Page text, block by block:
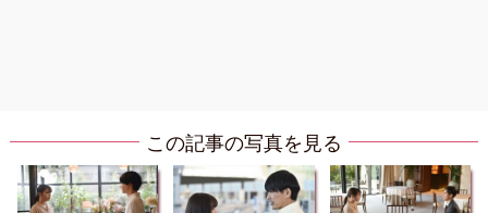
この記事の写真を見る